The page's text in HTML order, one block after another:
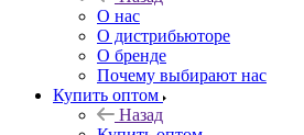
О нас
О дистрибьюторе
О бренде
Почему выбирают нас
Купить оптом
Назад